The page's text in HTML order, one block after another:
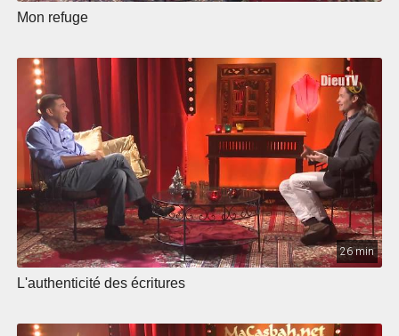
Mon refuge
26 min
L'authenticité des écritures